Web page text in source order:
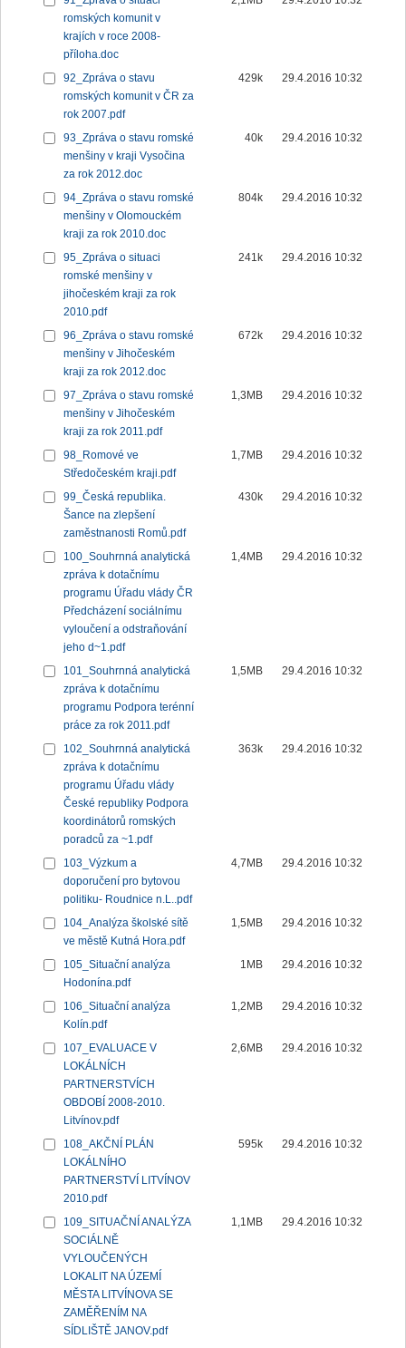
romských komunit v
krajích v roce 2008-
příloha.doc
92_Zpráva o stavu
romských komunit v ČR za
rok 2007.pdf
429k 29.4.2016 10:32
93_Zpráva o stavu romské
menšiny v kraji Vysočina
za rok 2012.doc
40k 29.4.2016 10:32
94_Zpráva o stavu romské
menšiny v Olomouckém
kraji za rok 2010.doc
804k 29.4.2016 10:32
95_Zpráva o situaci
romské menšiny v
jihočeském kraji za rok
2010.pdf
241k 29.4.2016 10:32
96_Zpráva o stavu romské
menšiny v Jihočeském
kraji za rok 2012.doc
672k 29.4.2016 10:32
97_Zpráva o stavu romské
menšiny v Jihočeském
kraji za rok 2011.pdf
1,3MB 29.4.2016 10:32
98_Romové ve
Středočeském kraji.pdf
1,7MB 29.4.2016 10:32
99_Česká republika.
Šance na zlepšení
zaměstnanosti Romů.pdf
430k 29.4.2016 10:32
100_Souhrnná analytická
zpráva k dotačnímu
programu Úřadu vlády ČR
Předcházení sociálnímu
vyloučení a odstraňování
jeho d~1.pdf
1,4MB 29.4.2016 10:32
101_Souhrnná analytická
zpráva k dotačnímu
programu Podpora terénní
práce za rok 2011.pdf
1,5MB 29.4.2016 10:32
102_Souhrnná analytická
zpráva k dotačnímu
programu Úřadu vlády
České republiky Podpora
koordinátorů romských
poradců za ~1.pdf
363k 29.4.2016 10:32
103_Výzkum a
doporučení pro bytovou
politiku- Roudnice n.L..pdf
4,7MB 29.4.2016 10:32
104_Analýza školské sítě
ve městě Kutná Hora.pdf
1,5MB 29.4.2016 10:32
105_Situační analýza
Hodonína.pdf
1MB 29.4.2016 10:32
106_Situační analýza
Kolín.pdf
1,2MB 29.4.2016 10:32
107_EVALUACE V
LOKÁLNÍCH
PARTNERSTVÍCH
OBDOBÍ 2008-2010.
Litvínov.pdf
2,6MB 29.4.2016 10:32
108_AKČNÍ PLÁN
LOKÁLNÍHO
PARTNERSTVÍ LITVÍNOV
2010.pdf
595k 29.4.2016 10:32
109_SITUAČNÍ ANALÝZA
SOCIÁLNĚ
VYLOUČENÝCH
LOKALIT NA ÚZEMÍ
MĚSTA LITVÍNOVA SE
ZAMĚŘENÍM NA
SÍDLIŠTĚ JANOV.pdf
1,1MB 29.4.2016 10:32